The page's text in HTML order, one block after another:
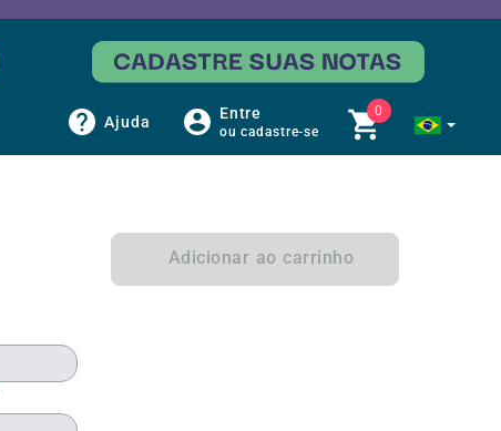
Ajuda Entre
ou cadastre-se
0
Adicionar ao carrinho